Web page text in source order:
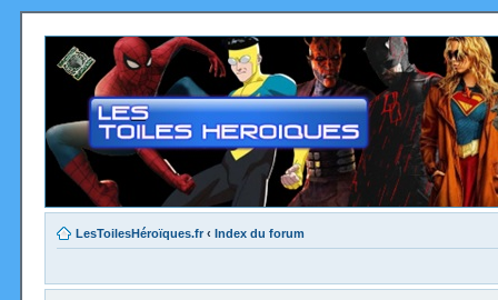
LesToilesHéroïques.fr ‹ Index du forum